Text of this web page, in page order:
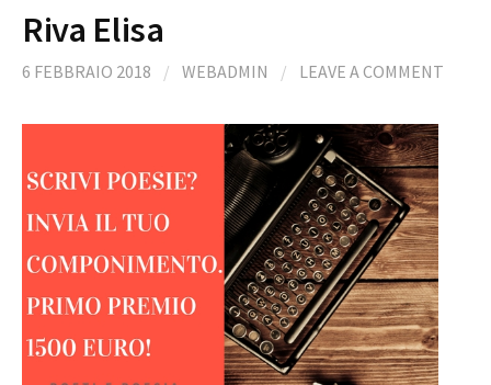
Riva Elisa
6 FEBBRAIO 2018 / WEBADMIN / LEAVE A COMMENT